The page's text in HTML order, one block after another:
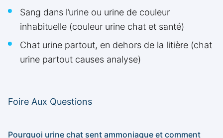
Sang dans l’urine ou urine de couleur
inhabituelle (couleur urine chat et santé)
Chat urine partout, en dehors de la litière (chat
urine partout causes analyse)
Foire Aux Questions
Pourquoi urine chat sent ammoniaque et comment